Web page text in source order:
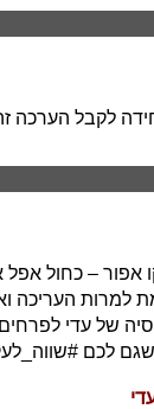
לקבל
אפור – כחול אפל
למרות
של עדי
לכם